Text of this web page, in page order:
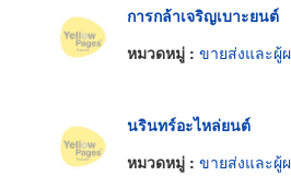
การกล้าเจริญเบาะยนต์
หมวดหมู่ : ขายส่งและผู้ผลิตเ
นรินทร์อะไหล่ยนต์
หมวดหมู่ : ขายส่งและผู้ผลิตเ